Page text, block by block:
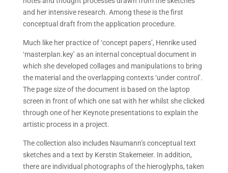
and her intensive research. Among these is the first
conceptual draft from the application procedure.
Much like her practice of ‘concept papers’, Henrike used
‘masterplan.key’ as an internal conceptual document in
which she developed collages and manipulations to bring
the material and the overlapping contexts ‘under control’.
The page size of the document is based on the laptop
screen in front of which one sat with her whilst she clicked
through one of her Keynote presentations to explain the
artistic process in a project.
The collection also includes Naumann’s conceptual text
sketches and a text by Kerstin Stakemeier. In addition,
there are individual photographs of the hieroglyphs, taken